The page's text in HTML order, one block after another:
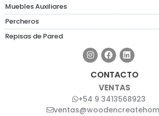
Muebles Auxiliares
Percheros
Repisas de Pared
CONTACTO
VENTAS
+54 9 3413568923